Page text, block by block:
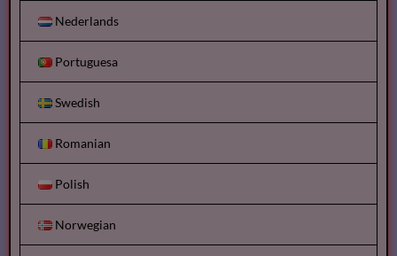
Nederlands
Portuguesa
Swedish
Romanian
Polish
Norwegian